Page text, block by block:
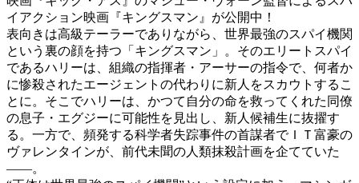
イアクション映画『キングスマン』が公開中！
表向きは高級テーラーでありながら、世界最強のスパイ機関
という裏の顔を持つ「キングスマン」。そのエリートスパイ
であるハリーは、組織の指揮者・アーサーの指令で、何者か
に惨殺されたエージェントの代わりに新人をスカウトするこ
とに。そこでハリーは、かつて自分の命を救ってくれた同僚
の息子・エグジーに可能性を見出し、新人候補生に抜擢す
る。一方で、頻発する科学者失踪事件の首謀者でＩＴ富豪の
ヴァレンタインが、前代未聞の人類抹殺計画を企てていた
――。